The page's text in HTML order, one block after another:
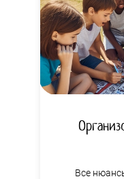
Все